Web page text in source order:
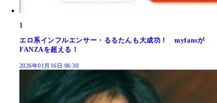
1
エロ系インフルエンサー・るるたんも大成功！ myfansが
FANZAを超える！
2026年01月16日 06:30